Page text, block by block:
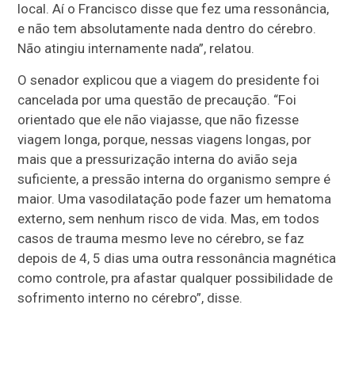
local. Aí o Francisco disse que fez uma ressonância,
e não tem absolutamente nada dentro do cérebro.
Não atingiu internamente nada”, relatou.
O senador explicou que a viagem do presidente foi
cancelada por uma questão de precaução. “Foi
orientado que ele não viajasse, que não fizesse
viagem longa, porque, nessas viagens longas, por
mais que a pressurização interna do avião seja
suficiente, a pressão interna do organismo sempre é
maior. Uma vasodilatação pode fazer um hematoma
externo, sem nenhum risco de vida. Mas, em todos
casos de trauma mesmo leve no cérebro, se faz
depois de 4, 5 dias uma outra ressonância magnética
como controle, pra afastar qualquer possibilidade de
sofrimento interno no cérebro”, disse.